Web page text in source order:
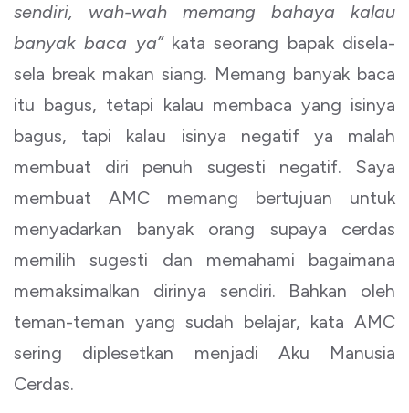
sendiri, wah-wah memang bahaya kalau
banyak baca ya” kata seorang bapak disela-
sela break makan siang. Memang banyak baca
itu bagus, tetapi kalau membaca yang isinya
bagus, tapi kalau isinya negatif ya malah
membuat diri penuh sugesti negatif. Saya
membuat AMC memang bertujuan untuk
menyadarkan banyak orang supaya cerdas
memilih sugesti dan memahami bagaimana
memaksimalkan dirinya sendiri. Bahkan oleh
teman-teman yang sudah belajar, kata AMC
sering diplesetkan menjadi Aku Manusia
Cerdas.